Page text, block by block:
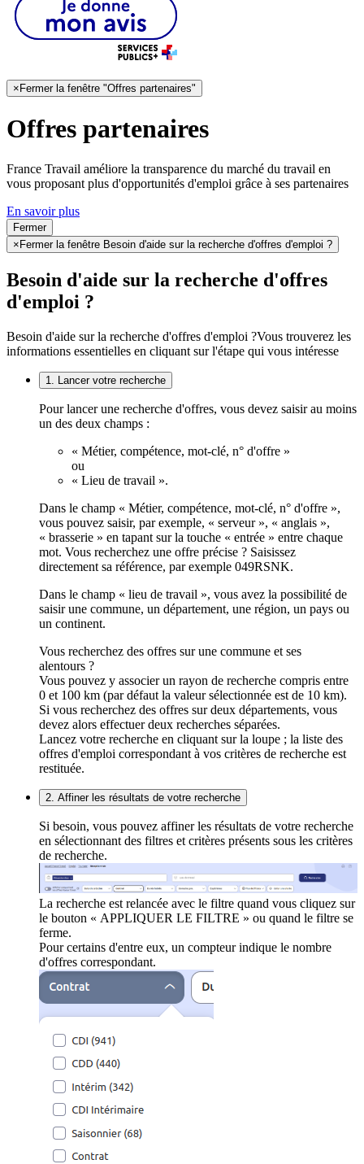
× Fermer la fenêtre "Offres partenaires"
Offres partenaires
France Travail améliore la transparence du marché du travail en
vous proposant plus d'opportunités d'emploi grâce à ses partenaires
En savoir plus
Fermer
× Fermer la fenêtre Besoin d'aide sur la recherche d'offres d'emploi ?
Besoin d'aide sur la recherche d'offres
d'emploi ?
Besoin d'aide sur la recherche d'offres d'emploi ?Vous trouverez les
informations essentielles en cliquant sur l'étape qui vous intéresse
1. Lancer votre recherche
Pour lancer une recherche d'offres, vous devez saisir au moins
un des deux champs :
« Métier, compétence, mot-clé, n° d'offre »
ou
« Lieu de travail ».
Dans le champ « Métier, compétence, mot-clé, n° d'offre »,
vous pouvez saisir, par exemple, « serveur », « anglais »,
« brasserie » en tapant sur la touche « entrée » entre chaque
mot. Vous recherchez une offre précise ? Saisissez
directement sa référence, par exemple 049RSNK.
Dans le champ « lieu de travail », vous avez la possibilité de
saisir une commune, un département, une région, un pays ou
un continent.
Vous recherchez des offres sur une commune et ses
alentours ?
Vous pouvez y associer un rayon de recherche compris entre
0 et 100 km (par défaut la valeur sélectionnée est de 10 km).
Si vous recherchez des offres sur deux départements, vous
devez alors effectuer deux recherches séparées.
Lancez votre recherche en cliquant sur la loupe ; la liste des
offres d'emploi correspondant à vos critères de recherche est
restituée.
2. Affiner les résultats de votre recherche
Si besoin, vous pouvez affiner les résultats de votre recherche
en sélectionnant des filtres et critères présents sous les critères
de recherche.
La recherche est relancée avec le filtre quand vous cliquez sur
le bouton « APPLIQUER LE FILTRE » ou quand le filtre se
ferme.
Pour certains d'entre eux, un compteur indique le nombre
d'offres correspondant.